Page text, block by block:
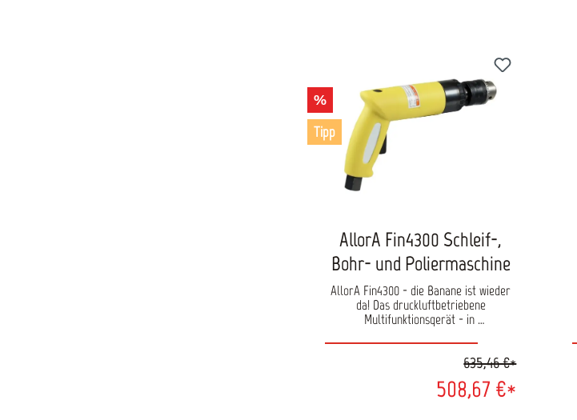
Außengewinde Betriebsdruck: 3-8 bar
%
Tipp
AllorA Fin4300 Schleif-,
Bohr- und Poliermaschine
AllorA Fin4300 - die Banane ist wieder
da! Das druckluftbetriebene
Multifunktionsgerät - in
bekannt - ist als Bohr-, Schleif und
Poliermaschine einsetzbar. Die
ergonomische Bauform und das leichte
Gewicht sorgen für angenehmes
508,67 €*
635,46 €*